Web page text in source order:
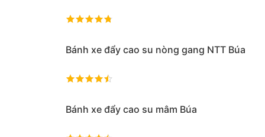
Bánh xe đẩy cao su nòng gang NTT Búa
Bánh xe đẩy cao su mâm Búa